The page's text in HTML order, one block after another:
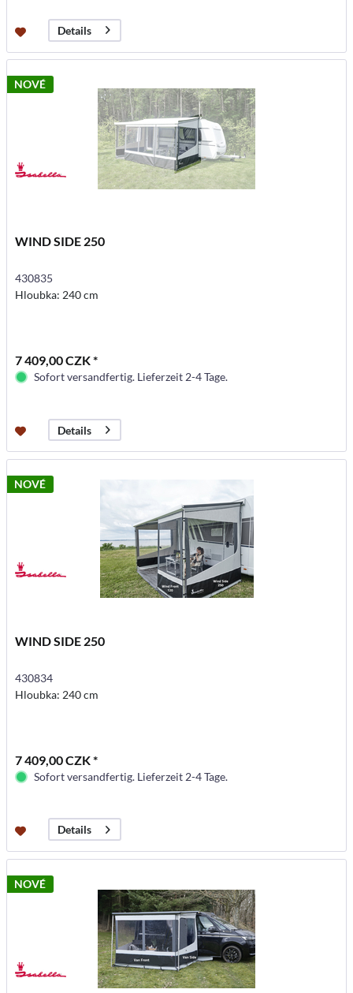
Details
NOVÉ
WIND SIDE 250
430835
Hloubka: 240 cm
7 409,00 CZK *
Sofort versandfertig. Lieferzeit 2-4 Tage.
Details
NOVÉ
WIND SIDE 250
430834
Hloubka: 240 cm
7 409,00 CZK *
Sofort versandfertig. Lieferzeit 2-4 Tage.
Details
NOVÉ